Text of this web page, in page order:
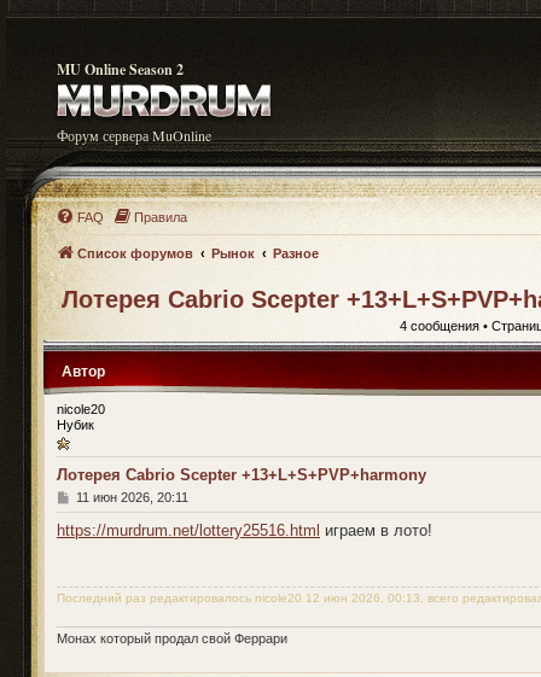
MU Online Season 2
Форум сервера MuOnline
FAQ Правила
Список форумов Рынок Разное
Лотерея Cabrio Scepter
4 сообщения •
Автор
nicole20
Нубик
Лотерея Cabrio Scepter +13+L+S+PVP+harmony
С
о
о
б
н
и
11 июн 2026, 20:11
https://murdrum.net/lottery25516.html играем в лото!
Последний раз редактировалось nicole20 12 июн 2026, 00:13, всего
Монах который продал свой Феррари